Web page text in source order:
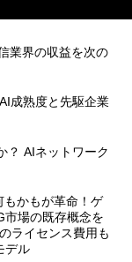
業界の収益を次の
成熟度と先駆企業
？ AIネットワーク
もかもが革命！ゲ
市場の既存概念を
ライセンス費用も
デル